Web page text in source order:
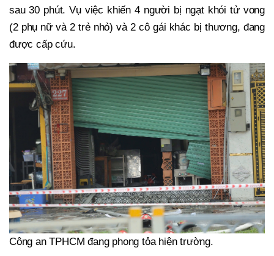
sau 30 phút. Vụ việc khiến 4 người bị ngạt khói tử vong
(2 phụ nữ và 2 trẻ nhỏ) và 2 cô gái khác bị thương, đang
được cấp cứu.
Công an TPHCM đang phong tỏa hiện trường.